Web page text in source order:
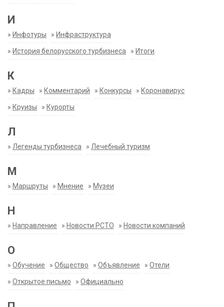
И
» Инфотуры » Инфраструктура
» История белорусского турбизнеса » Итоги
К
» Кадры » Комментарий » Конкурсы » Коронавирус
» Круизы » Курорты
Л
» Легенды турбизнеса » Лечебный туризм
М
» Маршруты » Мнение » Музеи
Н
» Направление » Новости РСТО » Новости компаний
О
» Обучение » Общество » Объявление » Отели
» Открытое письмо » Официально